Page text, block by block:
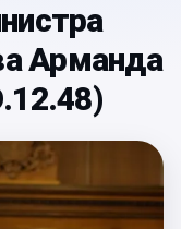
Арманда